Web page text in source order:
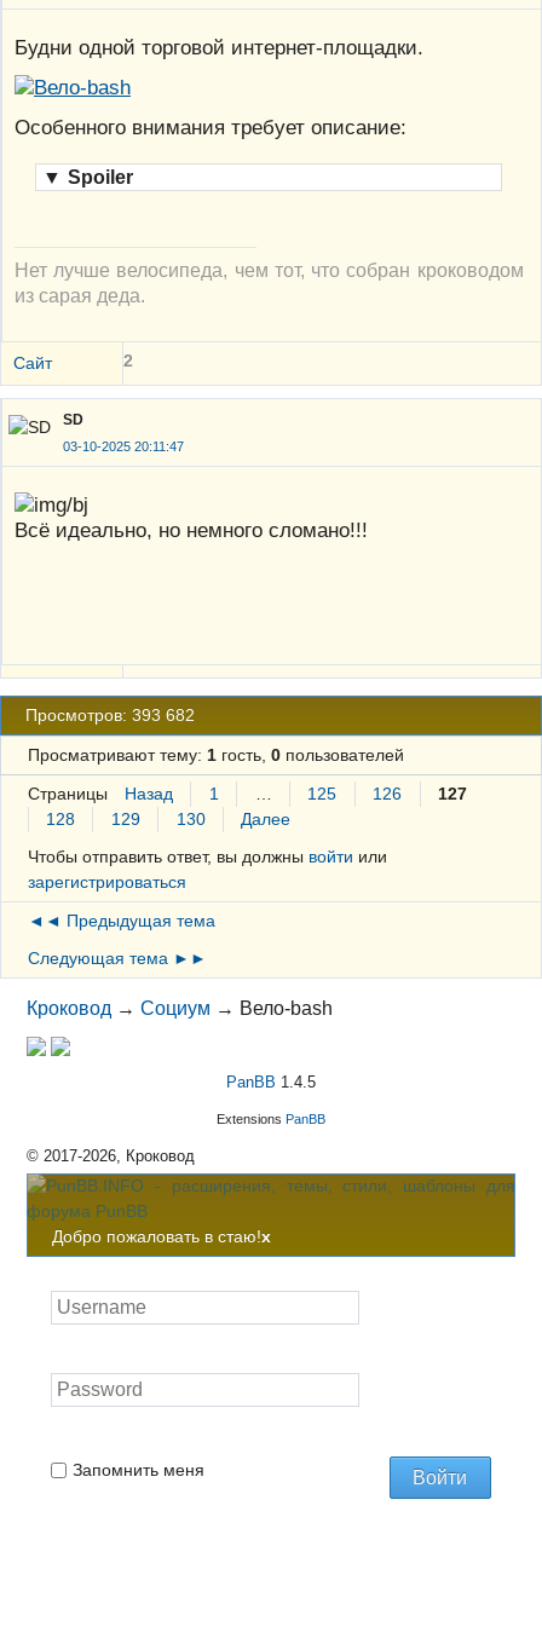
Будни одной торговой интернет-площадки.
Особенного внимания требует описание:
▼ Spoiler
Нет лучше велосипеда, чем тот, что собран кроководом
из сарая деда.
Сайт 2
SD
03-10-2025 20:11:47
Всё идеально, но немного сломано!!!
Просмотров: 393 682
Просматривают тему: 1гость, 0пользователей
Страницы Назад 1 … 125 126
127
128
129 130
Далее
Чтобы отправить ответ, вы должны войти или
зарегистрироваться
◄◄ Предыдущая тема
Следующая тема ►►
Кроковод →Социум → Вело-bash
PanBB 1.4.5
Extensions PanBB
© 2017-2026, Кроковод
Добро пожаловать в стаю!x
Запомнить меня